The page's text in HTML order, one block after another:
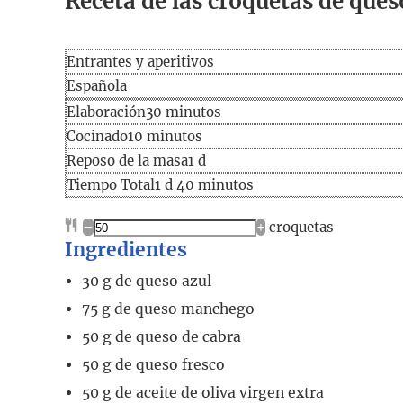
Entrantes y aperitivos
Española
Elaboración
Elaboración30 minutos
minutos
Cocinado
Cocinado10 minutos
minutos
Reposo de la masa1 día
d
Tiempo
Tiempo Total1 día
d 40 minutos
minutos
– + croquetas
Ingredientes
30 g de queso azul
75 g de queso manchego
50 g de queso de cabra
50 g de queso fresco
50 g de aceite de oliva virgen extra